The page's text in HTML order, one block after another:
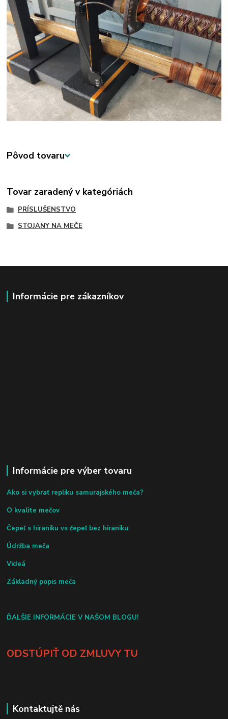
Pôvod tovaru
Tovar zaradený v kategóriách
PRÍSLUŠENSTVO
STOJANY NA MEČE
Informácie pre zákazníkov
Informácie pre výber tovaru
Ako si vybrať repliku samurajského meča?
O kvalite mečov
Čepeľ s hiraniku vs čepeľ bez hiraniku
Údržba meča
Videá
Základný popis meča
ĎALŠIE INFORMÁCIE V NAŠOM BLOGU!
ODSTÚPIŤ OD ZMLUVY TU
Kontaktujtě nás